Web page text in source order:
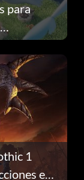
para
1
en